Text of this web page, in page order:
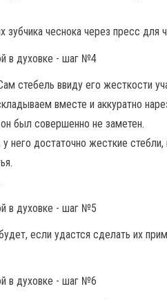
чеснока через пресс для
стебель ввиду его жесткости
вместе и аккуратно
был совершенно не заметен.
него достаточно жесткие
если удастся сделать их